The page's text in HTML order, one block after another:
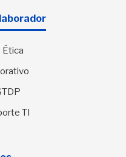
Ética
TI